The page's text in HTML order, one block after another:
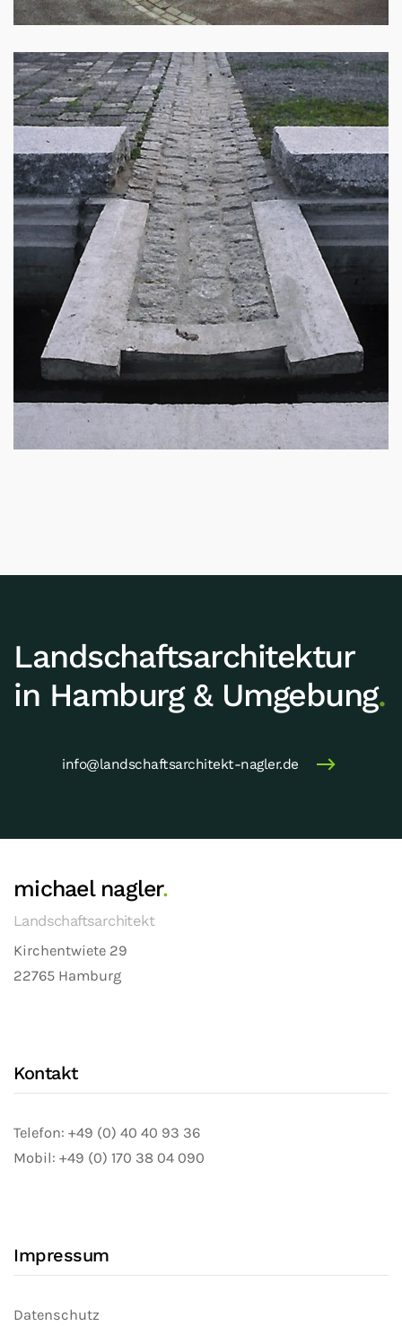
Landschafts­archi­tektur
in Hamburg & Umgebung.
info@landschaftsarchitekt-nagler.de
michael nagler.
Landschaftsarchitekt
Kirchentwiete 29
22765 Hamburg
Kontakt
Telefon: +49 (0) 40 40 93 36
Mobil: +49 (0) 170 38 04 090
Impressum
Datenschutz